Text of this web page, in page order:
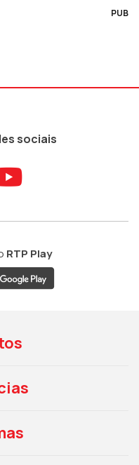
PUB
sociais
ao ao
Aceder
RTP Play